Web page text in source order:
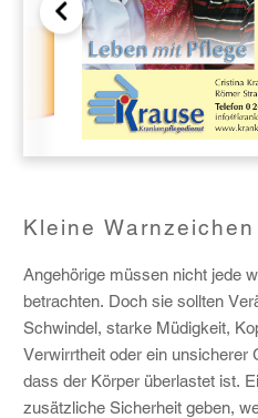
Kleine
Angehörige müssen nicht jede
betrachten. Doch sie sollten
Schwindel, starke Müdigkeit,
Verwirrtheit oder ein unsicherer
dass der Körper überlastet ist.
zusätzliche Sicherheit geben,